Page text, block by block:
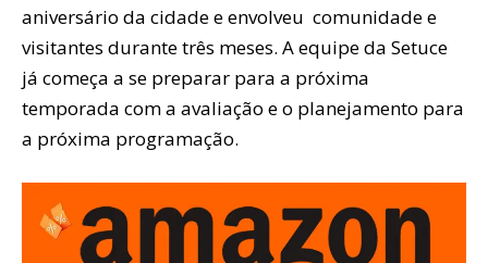
aniversário da cidade e envolveu comunidade e
visitantes durante três meses. A equipe da Setuce
já começa a se preparar para a próxima
temporada com a avaliação e o planejamento para
a próxima programação.